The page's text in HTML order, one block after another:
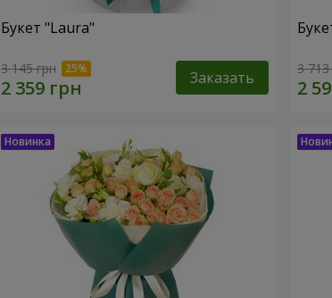
Букет "Laura"
3 145 грн Заказать 3 713